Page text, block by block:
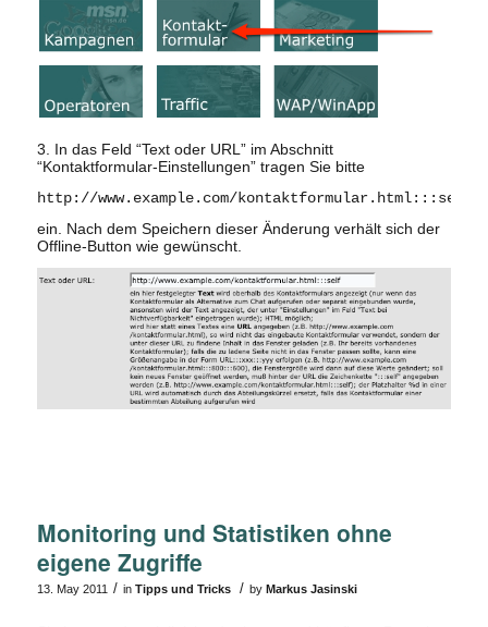
3. In das Feld “Text oder URL” im Abschnitt
“Kontaktformular-Einstellungen” tragen Sie bitte
http://www.example.com/kontaktformular.html:::self
ein. Nach dem Speichern dieser Änderung verhält sich der
Offline-Button wie gewünscht.
Monitoring und Statistiken ohne
eigene Zugriffe
13. May 2011 / in Tipps und Tricks / by Markus Jasinski